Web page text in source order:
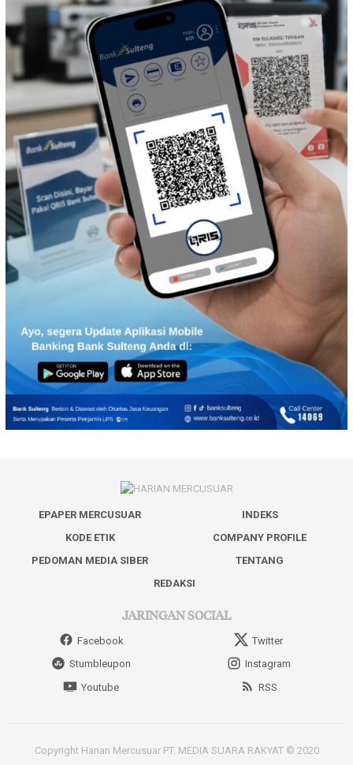
EPAPER MERCUSUAR
INDEKS
KODE ETIK
COMPANY PROFILE
PEDOMAN MEDIA SIBER
TENTANG
REDAKSI
JARINGAN SOCIAL
Facebook
Twitter
Stumbleupon
Instagram
Youtube
RSS
Copyright Harian Mercusuar PT. MEDIA SUARA RAKYAT © 2020